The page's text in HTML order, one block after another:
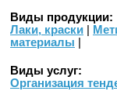
Виды продукции:
Лаки, краски
материалы
Виды услуг:
Организация